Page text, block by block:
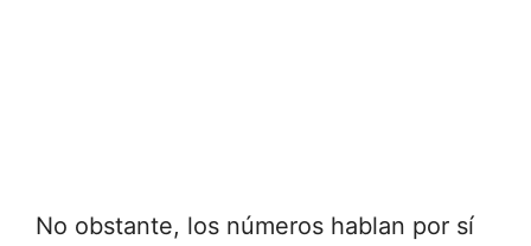
No obstante, los números hablan por sí